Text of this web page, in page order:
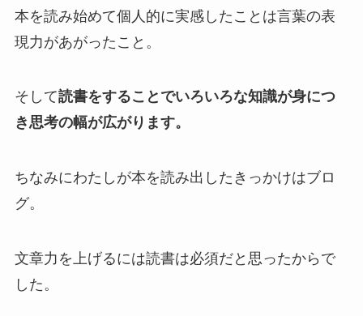
本を読み始めて個人的に実感したことは言葉の表
現力があがったこと。
そして読書をすることでいろいろな知識が身につ
き思考の幅が広がります。
ちなみにわたしが本を読み出したきっかけはブロ
グ。
文章力を上げるには読書は必須だと思ったからで
した。